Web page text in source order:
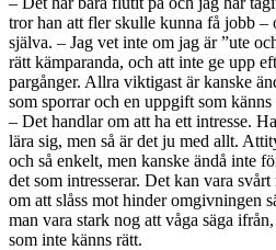
tror han att fler skulle kunna få jobb –
själva. – Jag vet inte om jag är ”ute
rätt kämparanda, och att inte ge upp
pargånger. Allra viktigast är kanske
som sporrar och en uppgift som
– Det handlar om att ha ett intresse.
lära sig, men så är det ju med allt.
och så enkelt, men kanske ändå inte
det som intresserar. Det kan vara
om att slåss mot hinder omgivningen
man vara stark nog att våga säga
som inte känns rätt.